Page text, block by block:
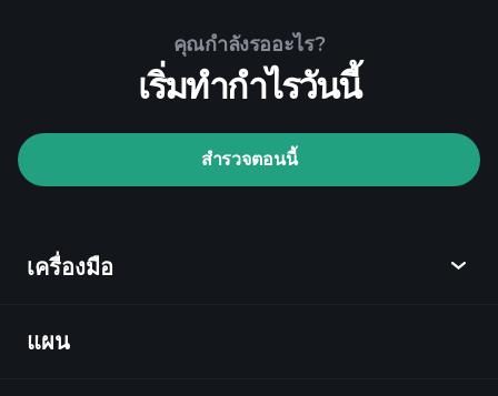
Playtrade Tournaments
โบรกเกอร์ที่แนะนำ
คุณกำลังรออะไร?
เริ่มทำกำไรวันนี้
สำรวจตอนนี้
เครื่องมือ
ค้นพบ
แผน